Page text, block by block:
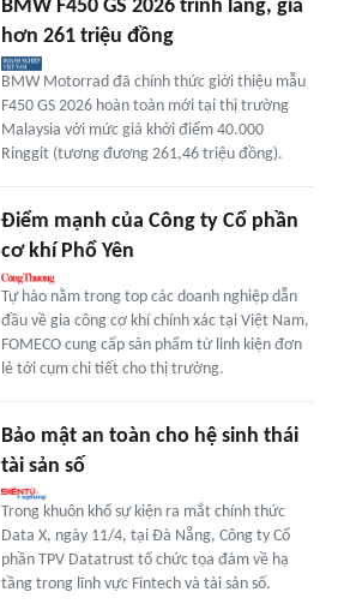
BMW F450 GS 2026 trình làng, giá
hơn 261 triệu đồng
BMW Motorrad đã chính thức giới thiệu mẫu
F450 GS 2026 hoàn toàn mới tại thị trường
Malaysia với mức giá khởi điểm 40.000
Ringgit (tương đương 261,46 triệu đồng).
Điểm mạnh của Công ty Cổ phần
cơ khí Phổ Yên
Tự hào nằm trong top các doanh nghiệp dẫn
đầu về gia công cơ khí chính xác tại Việt Nam,
FOMECO cung cấp sản phẩm từ linh kiện đơn
lẻ tới cụm chi tiết cho thị trường.
Bảo mật an toàn cho hệ sinh thái
tài sản số
Trong khuôn khổ sự kiện ra mắt chính thức
Data X, ngày 11/4, tại Đà Nẵng, Công ty Cổ
phần TPV Datatrust tổ chức tọa đàm về hạ
tầng trong lĩnh vực Fintech và tài sản số.